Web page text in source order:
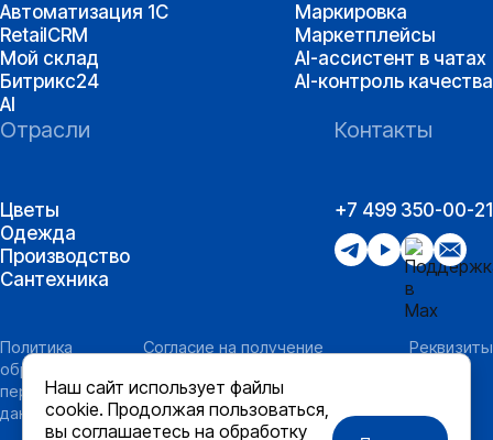
Автоматизация 1С
RetailCRM
Мой склад
Битрикс24
AI
Маркировка
Маркетплейсы
AI-ассистент в чатах
AI-контроль качества
Отрасли
Цветы
Одежда
Производство
Сантехника
Контакты
+7 499 350-00-21
Политика
обработки
персональных
данных
Согласие на получение
информационного характера
Реквизиты
Наш сайт использует файлы
cookie. Продолжая пользоваться,
вы соглашаетесь на обработку